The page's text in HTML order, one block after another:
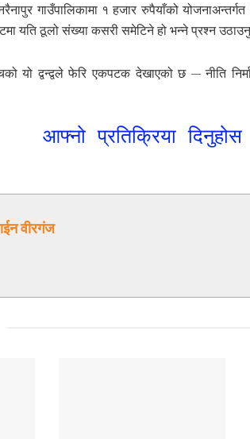
गाउँपालिकामा १ हजार रुपैयाँको
यति ठूलो संख्या कसरी समेटिने हो भन्ने प्रश्न
यो द्वन्द्वले फेरि एकपटक देखाएको छ — नीति
आफ्नो प्रतिक्रिया दिनुहोस
वीरगंज